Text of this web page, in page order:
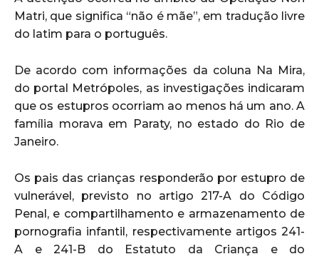
Matri, que significa “não é mãe”, em tradução livre
do latim para o português.
De acordo com informações da coluna Na Mira,
do portal Metrópoles, as investigações indicaram
que os estupros ocorriam ao menos há um ano. A
família morava em Paraty, no estado do Rio de
Janeiro.
Os pais das crianças responderão por estupro de
vulnerável, previsto no artigo 217-A do Código
Penal, e compartilhamento e armazenamento de
pornografia infantil, respectivamente artigos 241-
A e 241-B do Estatuto da Criança e do